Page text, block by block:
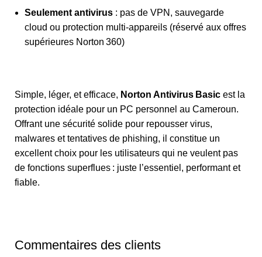
Seulement antivirus : pas de VPN, sauvegarde
cloud ou protection multi-appareils (réservé aux offres
supérieures Norton 360)
Simple, léger, et efficace, Norton Antivirus Basic est la
protection idéale pour un PC personnel au Cameroun.
Offrant une sécurité solide pour repousser virus,
malwares et tentatives de phishing, il constitue un
excellent choix pour les utilisateurs qui ne veulent pas
de fonctions superflues : juste l’essentiel, performant et
fiable.
Commentaires des clients